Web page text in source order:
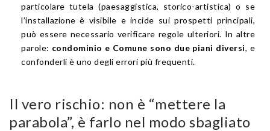
particolare tutela (paesaggistica, storico-artistica) o se
l’installazione è visibile e incide sui prospetti principali,
può essere necessario verificare regole ulteriori. In altre
parole: condominio e Comune sono due piani diversi, e
confonderli è uno degli errori più frequenti.
Il vero rischio: non è “mettere la
parabola”, è farlo nel modo sbagliato